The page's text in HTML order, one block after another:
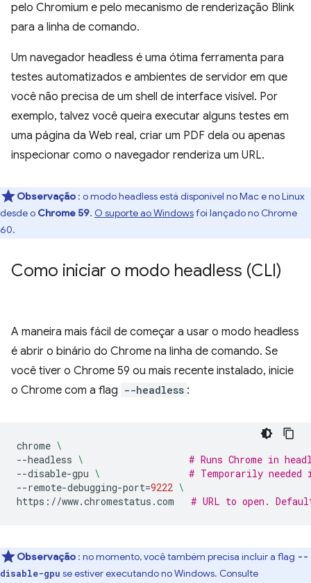
pelo Chromium e pelo mecanismo de renderização Blink
para a linha de comando.
Um navegador headless é uma ótima ferramenta para
testes automatizados e ambientes de servidor em que
você não precisa de um shell de interface visível. Por
exemplo, talvez você queira executar alguns testes em
uma página da Web real, criar um PDF dela ou apenas
inspecionar como o navegador renderiza um URL.
Observação : o modo headless está disponível no Mac e no Linux
desde o Chrome 59. O suporte ao Windowsfoi lançado no Chrome
60.
Como iniciar o modo headless (CLI)
A maneira mais fácil de começar a usar o modo headless
é abrir o binário do Chrome na linha de comando. Se
você tiver o Chrome 59 ou mais recente instalado, inicie
o Chrome com a flag --headless :
chrome \
--headless \
# Runs Chrome in
--disable-gpu \
# Temporarily needed
--remote-debugging-port=9222 \
https://www.chromestatus.com
# URL to open.
Observação : no momento, você também precisa incluir a flag --
disable-gpu se estiver executando no Windows. Consulte